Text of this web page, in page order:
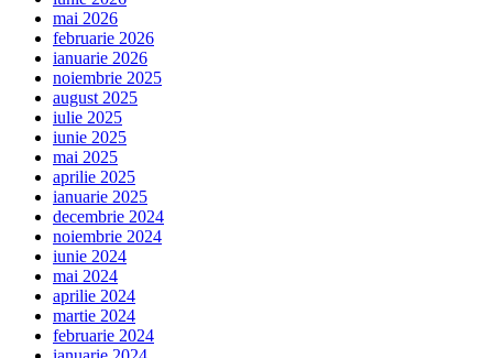
mai 2026
februarie 2026
ianuarie 2026
noiembrie 2025
august 2025
iulie 2025
iunie 2025
mai 2025
aprilie 2025
ianuarie 2025
decembrie 2024
noiembrie 2024
iunie 2024
mai 2024
aprilie 2024
martie 2024
februarie 2024